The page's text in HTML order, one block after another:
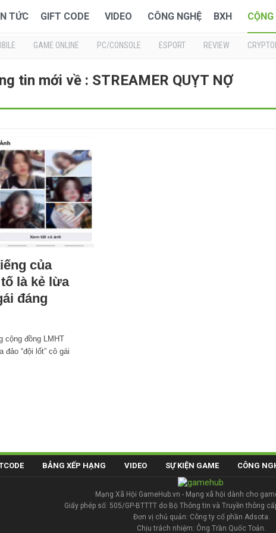
TỨC GIFT CODE VIDEO CÔNG NGHỆ BXH
GAME ONLINE PC/CONSOLE ESPORT REVIEW
tin mới về : STREAMER QUỴT NỢ
của
là kẻ lừa
đáng
cộng đồng LMHT
“đội lốt” cô gái
BẢNG XẾP HẠNG VIDEO SỰ KIỆN GAME CÔNG
Mạng Xã Hội GameHub.vn - Mạng xã hội dành cho
Giấy phép số: 505/GP-BTTTT do Bộ Thông tin và Truyền thông
Đơn vị chủ quản: Công ty cổ phần Adsota.
Chịu trách nhiệm: Ông Trần Quốc Toản.